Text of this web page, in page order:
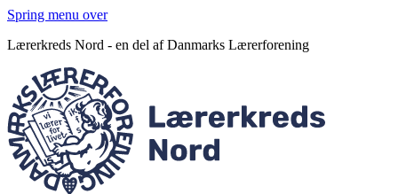
Spring menu over
Lærerkreds Nord - en del af Danmarks Lærerforening